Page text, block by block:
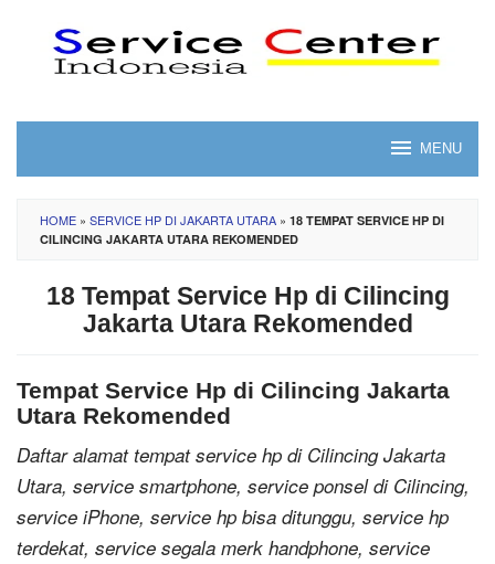
content
MENU
HOME » SERVICE HP DI JAKARTA UTARA » 18 TEMPAT SERVICE HP DI
CILINCING JAKARTA UTARA REKOMENDED
18 Tempat Service Hp di Cilincing
Jakarta Utara Rekomended
Tempat Service Hp di Cilincing Jakarta
Utara Rekomended
Daftar alamat tempat service hp di Cilincing Jakarta
Utara, service smartphone, service ponsel di Cilincing,
service iPhone, service hp bisa ditunggu, service hp
terdekat, service segala merk handphone, service